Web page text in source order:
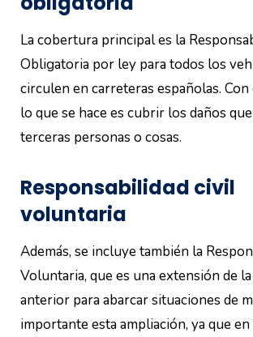
La cobertura principal es la
Obligatoria por ley para todos los
circulen en carreteras españolas.
lo que se hace es cubrir los daños
terceras personas o cosas.
Responsabilidad civil
voluntaria
Además, se incluye también la
Voluntaria, que es una extensión de
anterior para abarcar situaciones de
importante esta ampliación, ya que